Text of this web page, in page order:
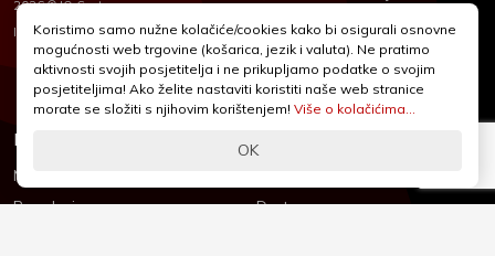
2026 © IQ Centar
Izrada:Nubilus
Informacije
Novosti & Promocije
Brandovi
Podrška
Dostava
+385 1 2455 950
webshop@iqcentar.hr
Pon - Pet od 9 - 17h
Koristimo samo nužne kolačiće/cookies kako bi osigurali osnovne
mogućnosti web trgovine (košarica, jezik i valuta). Ne pratimo
aktivnosti svojih posjetitelja i ne prikupljamo podatke o svojim
posjetiteljima! Ako želite nastaviti koristiti naše web stranice
morate se složiti s njihovim korištenjem! Više o kolačićima...
OK